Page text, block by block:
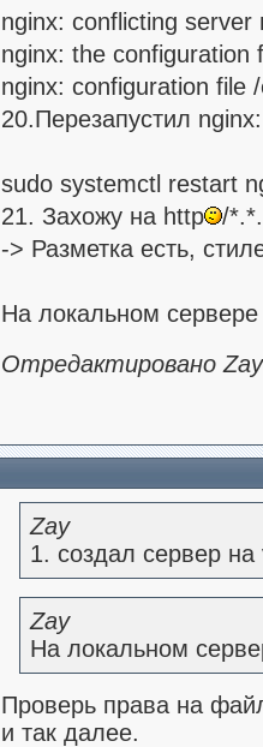
nginx: conflicting server
nginx: the configuration
nginx: configuration file
20.Перезапустил nginx:
sudo systemctl restart
21. Захожу на http
/
-> Разметка есть,
На локальном сервере
Отредактировано
Zay
1. создал сервер
Zay
На локальном
Проверь права на
и так далее.